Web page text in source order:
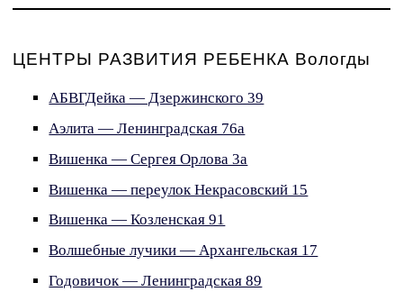
ЦЕНТРЫ РАЗВИТИЯ РЕБЕНКА Вологды
АБВГДейка — Дзержинского 39
Аэлита — Ленинградская 76а
Вишенка — Сергея Орлова 3а
Вишенка — переулок Некрасовский 15
Вишенка — Козленская 91
Волшебные лучики — Архангельская 17
Годовичок — Ленинградская 89